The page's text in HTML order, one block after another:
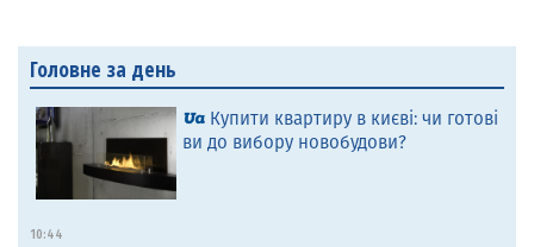
Головне за день
Купити квартиру в києві: чи готові
ви до вибору новобудови?
10:44